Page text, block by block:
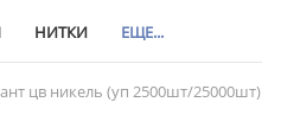
НИТКИ ЕЩЕ...
цв никель (уп 2500шт/25000шт)